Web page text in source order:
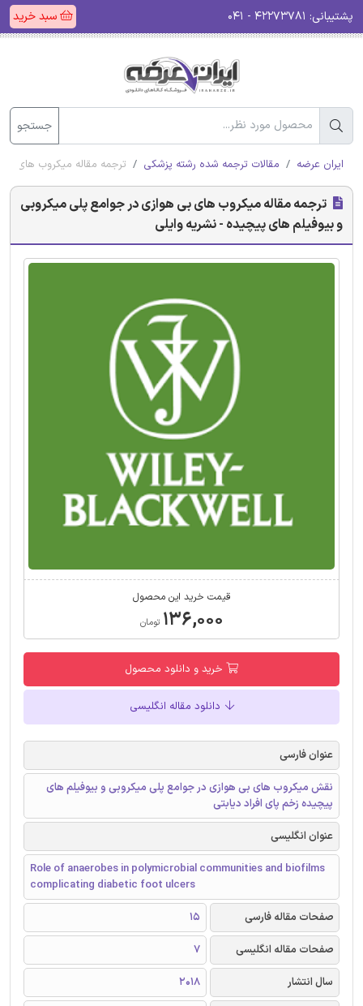
پشتیبانی: سبد خرید
جستجو
ایران عرضه مقالات ترجمه شده رشته پزشکی ترجمه مقاله میکروب های
ترجمه مقاله میکروب های بی هوازی در جوامع پلی میکروبی
و بیوفیلم های پیچیده - نشریه وایلی
قیمت خرید این محصول
۱۳۶,۰۰۰ تومان
خرید و دانلود محصول
دانلود مقاله انگلیسی
عنوان فارسی
نقش میکروب های بی هوازی در جوامع پلی میکروبی و بیوفیلم های
پیچیده زخم پای افراد دیابتی
عنوان انگلیسی
Role of anaerobes in polymicrobial communities and biofilms
complicating diabetic foot ulcers
صفحات مقاله فارسی
15
صفحات مقاله انگلیسی
7
سال انتشار
2018